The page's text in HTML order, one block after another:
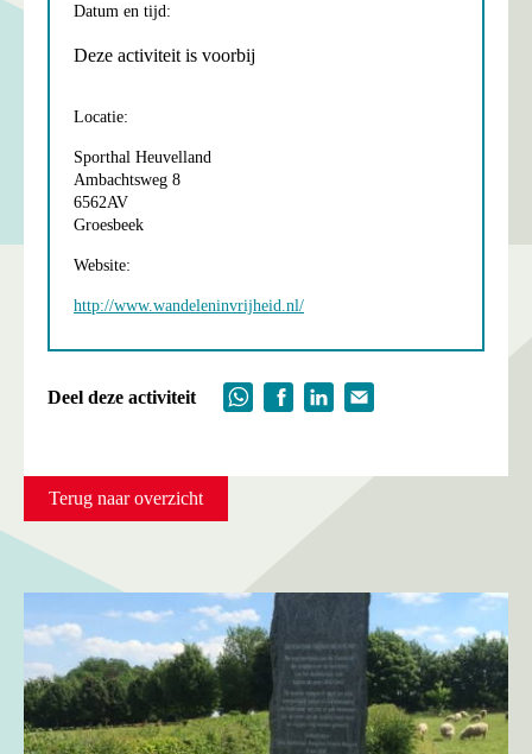
Datum en tijd:
Deze activiteit is voorbij
Locatie:
Sporthal Heuvelland
Ambachtsweg 8
6562AV
Groesbeek
Website:
http://www.wandeleninvrijheid.nl/
Deel deze activiteit
Terug naar overzicht